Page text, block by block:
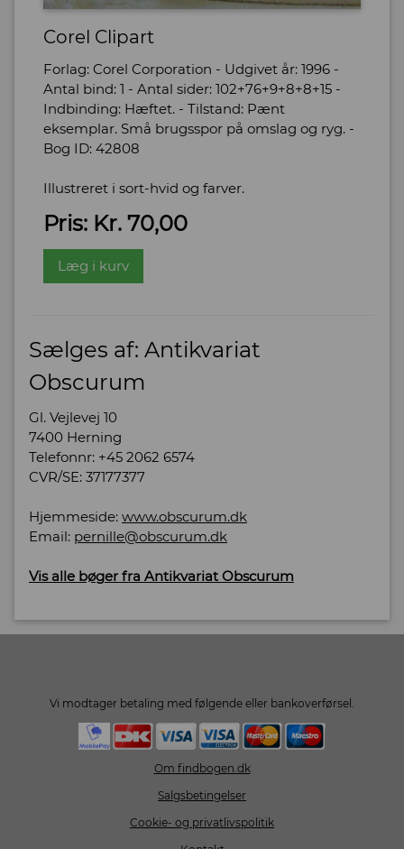
Corel Clipart
Forlag: Corel Corporation - Udgivet år: 1996 -
Antal bind: 1 - Antal sider: 102+76+9+8+8+15 -
Indbinding: Hæftet. - Tilstand: Pænt
eksemplar. Små brugsspor på omslag og ryg. -
Bog ID: 42808
Illustreret i sort-hvid og farver.
Pris: Kr. 70,00
Læg i kurv
Sælges af: Antikvariat
Obscurum
Gl. Vejlevej 10
7400 Herning
Telefonnr: +45 2062 6574
CVR/SE: 37177377
Hjemmeside: www.obscurum.dk
Email: pernille@obscurum.dk
Vis alle bøger fra Antikvariat Obscurum
Vi modtager betaling med følgende eller bankoverførsel.
Om findbogen.dk
Salgsbetingelser
Cookie- og privatlivspolitik